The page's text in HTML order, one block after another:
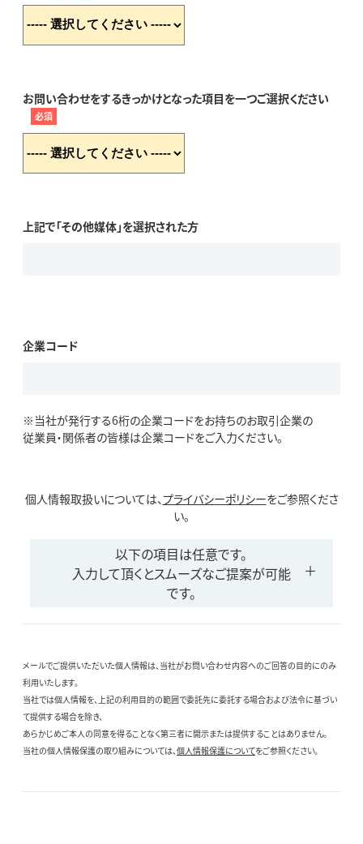
お問い合わせをするきっかけとなった項目を一つご選択ください
必須
上記で「その他媒体」を選択された方
企業コード
※当社が発行する6桁の企業コードをお持ちのお取引企業の
従業員・関係者の皆様は企業コードをご入力ください。
個人情報取扱いについては、プライバシーポリシーをご参照くださ
い。
以下の項目は任意です。
入力して頂くとスムーズなご提案が可能
です。
メールでご提供いただいた個人情報は、当社がお問い合わせ内容へのご回答の目的にのみ
利用いたします。
当社では個人情報を、上記の利用目的の範囲で委託先に委託する場合および法令に基づい
て提供する場合を除き、
あらかじめご本人の同意を得ることなく第三者に開示または提供することはありません。
当社の個人情報保護の取り組みについては、個人情報保護についてをご参照ください。